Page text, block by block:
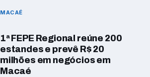
MACAÉ
1ª FEPE Regional reúne 200
estandes e prevê R$ 20
milhões em negócios em
Macaé